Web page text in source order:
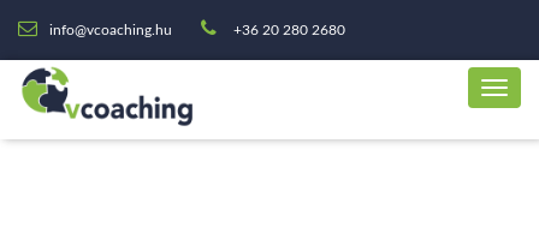
info@vcoaching.hu +36 20 280 2680